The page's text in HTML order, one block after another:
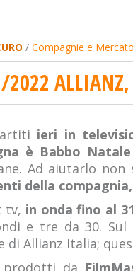
/ Compagnie e Mercato
ALLIANZ,
ieri in
è Babbo Natale
Ad aiutarlo
della compagnia,
tv, in onda fino al
e tre da 30.
di Allianz Italia;
da